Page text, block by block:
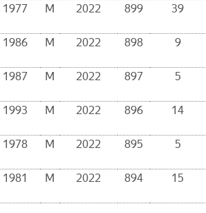
1977 М 2022 899 39
1986 М 2022 898 9
1987 М 2022 897 5
1993 М 2022 896 14
1978 М 2022 895 5
1981 М 2022 894 15